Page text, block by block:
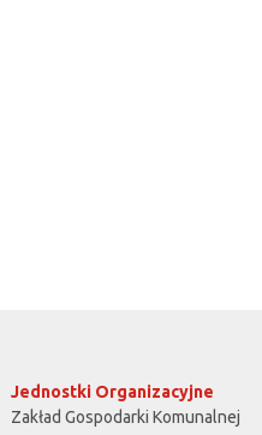
Jednostki Organizacyjne
Zakład Gospodarki Komunalnej